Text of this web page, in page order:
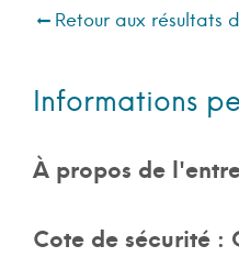
Retour aux résultats
Informations
À propos de
Cote de sécurité :